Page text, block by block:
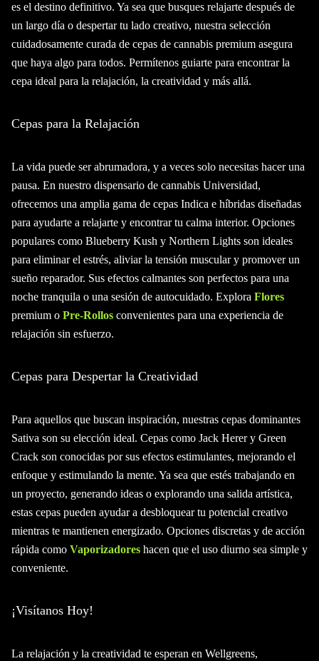
es el destino definitivo. Ya sea que busques relajarte después de
un largo día o despertar tu lado creativo, nuestra selección
cuidadosamente curada de cepas de cannabis premium asegura
que haya algo para todos. Permítenos guiarte para encontrar la
cepa ideal para la relajación, la creatividad y más allá.
Cepas para la Relajación
La vida puede ser abrumadora, y a veces solo necesitas hacer una
pausa. En nuestro dispensario de cannabis Universidad,
ofrecemos una amplia gama de cepas Indica e híbridas diseñadas
para ayudarte a relajarte y encontrar tu calma interior. Opciones
populares como Blueberry Kush y Northern Lights son ideales
para eliminar el estrés, aliviar la tensión muscular y promover un
sueño reparador. Sus efectos calmantes son perfectos para una
noche tranquila o una sesión de autocuidado. Explora Flores
premium o Pre-Rollos convenientes para una experiencia de
relajación sin esfuerzo.
Cepas para Despertar la Creatividad
Para aquellos que buscan inspiración, nuestras cepas dominantes
Sativa son su elección ideal. Cepas como Jack Herer y Green
Crack son conocidas por sus efectos estimulantes, mejorando el
enfoque y estimulando la mente. Ya sea que estés trabajando en
un proyecto, generando ideas o explorando una salida artística,
estas cepas pueden ayudar a desbloquear tu potencial creativo
mientras te mantienen energizado. Opciones discretas y de acción
rápida como Vaporizadores hacen que el uso diurno sea simple y
conveniente.
¡Visítanos Hoy!
La relajación y la creatividad te esperan en Wellgreens,